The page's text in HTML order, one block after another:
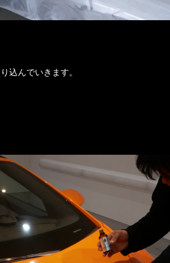
込んでいきます。